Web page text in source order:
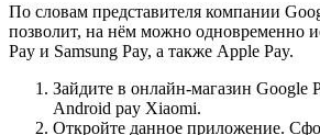
По словам представителя компании
позволит, на нём можно одновременно
Pay и Samsung Pay, а также Apple Pay.
Зайдите в онлайн-магазин Google
Android pay Xiaomi.
Откройте данное приложение.